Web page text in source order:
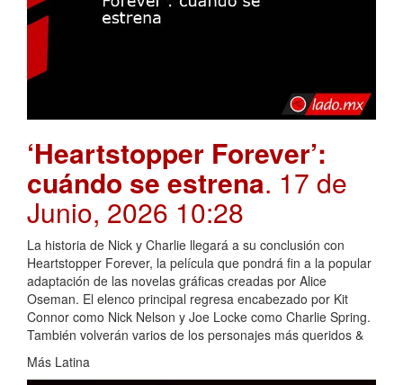
‘Heartstopper Forever’:
cuándo se estrena. 17 de
Junio, 2026 10:28
La historia de Nick y Charlie llegará a su conclusión con
Heartstopper Forever, la película que pondrá fin a la popular
adaptación de las novelas gráficas creadas por Alice
Oseman. El elenco principal regresa encabezado por Kit
Connor como Nick Nelson y Joe Locke como Charlie Spring.
También volverán varios de los personajes más queridos &
Más Latina